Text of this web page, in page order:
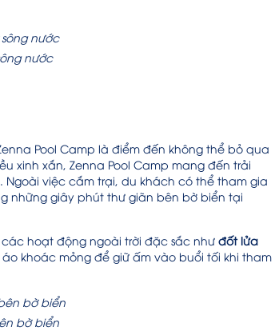
nước
Pool Camp là điểm đến không thể bỏ qua
xinh xắn, Zenna Pool Camp mang đến trải
việc cắm trại, du khách có thể tham gia
những giây phút thư giãn bên bờ biển tại
hoạt động ngoài trời đặc sắc như đốt lửa
khoác mỏng để giữ ấm vào buổi tối khi tham
bờ biển